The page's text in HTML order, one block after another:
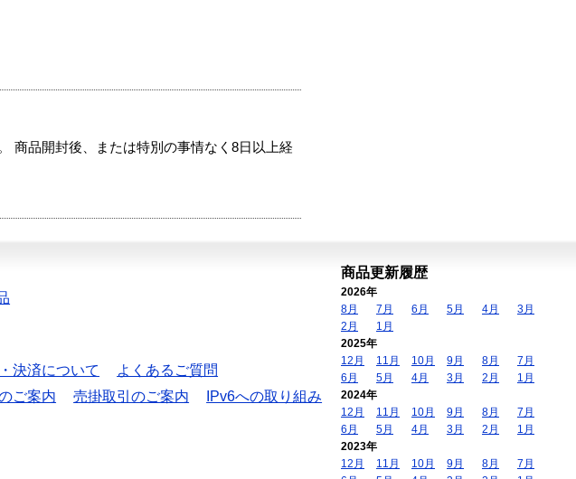
商品開封後、または特別の事情なく8日以上経
決済について
よくあるご質問
ご案内 売掛取引のご案内
IPv6への取り組み
商品更新履歴
2026年
8月
7月 6月 5月 4月
3月
2月
1月
2025年
12月
11月 10月 9月 8月
7月
6月
5月 4月 3月 2月
1月
2024年
12月
11月 10月 9月 8月
7月
6月
5月 4月 3月 2月
1月
2023年
12月
11月 10月 9月 8月
7月